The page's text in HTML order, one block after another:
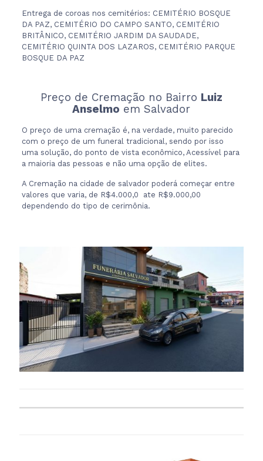
Entrega de coroas nos cemitérios: CEMITÉRIO BOSQUE
DA PAZ, CEMITÉRIO DO CAMPO SANTO, CEMITÉRIO
BRITÂNICO, CEMITÉRIO JARDIM DA SAUDADE,
CEMITÉRIO QUINTA DOS LAZAROS, CEMITÉRIO PARQUE
BOSQUE DA PAZ
Preço de Cremação no Bairro Luiz
Anselmo em Salvador
O preço de uma cremação é, na verdade, muito parecido
com o preço de um funeral tradicional, sendo por isso
uma solução, do ponto de vista econômico, Acessível para
a maioria das pessoas e não uma opção de elites.
A Cremação na cidade de salvador poderá começar entre
valores que varia, de R$4.000,0 ate R$9.000,00
dependendo do tipo de cerimônia.